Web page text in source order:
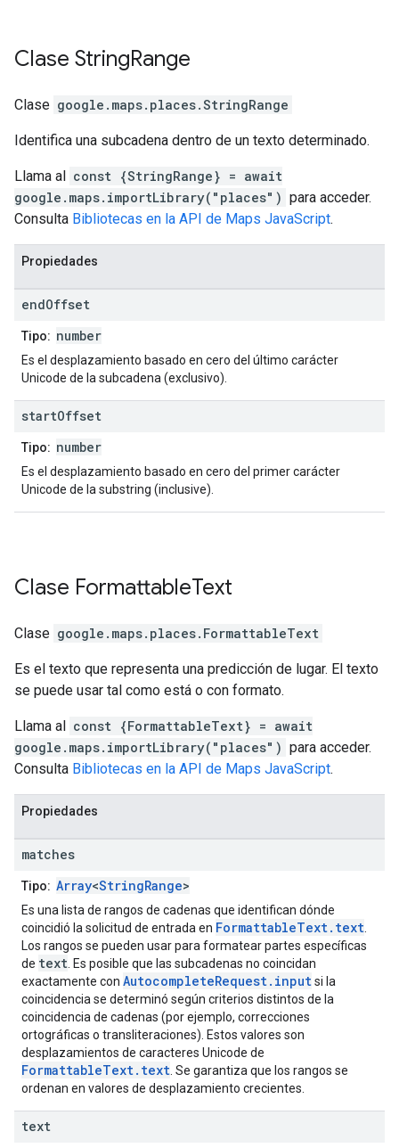
Clase StringRange
Clase google.maps.places.StringRange
Identifica una subcadena dentro de un texto determinado.
Llama al const {StringRange} = await
google.maps.importLibrary("places") para acceder.
Consulta Bibliotecas en la API de Maps JavaScript.
Propiedades
endOffset
Tipo: number
Es el desplazamiento basado en cero del último carácter
Unicode de la subcadena (exclusivo).
startOffset
Tipo: number
Es el desplazamiento basado en cero del primer carácter
Unicode de la substring (inclusive).
Clase FormattableText
Clase google.maps.places. FormattableText
Es el texto que representa una predicción de lugar. El texto
se puede usar tal como está o con formato.
Llama al const {FormattableText} = await
google.maps.importLibrary("places") para acceder.
Consulta Bibliotecas en la API de Maps JavaScript.
Propiedades
matches
Tipo: Array<StringRange>
Es una lista de rangos de cadenas que identifican dónde
coincidió la solicitud de entrada en FormattableText.text
Los rangos se pueden usar para formatear partes específicas
de text . Es posible que las subcadenas no coincidan
exactamente con AutocompleteRequest.inputsi la
coincidencia se determinó según criterios distintos de la
coincidencia de cadenas (por ejemplo, correcciones
ortográficas o transliteraciones). Estos valores son
desplazamientos de caracteres Unicode de
FormattableText.text . Se garantiza que los rangos se
ordenan en valores de desplazamiento crecientes.
text